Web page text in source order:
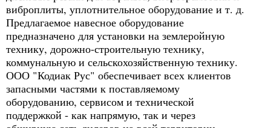
виброплиты, уплотнительное оборудование и т. д.
Предлагаемое навесное оборудование
предназначено для установки на землеройную
технику, дорожно-строительную технику,
коммунальную и сельскохозяйственную технику.
ООО "Кодиак Рус" обеспечивает всех клиентов
запасными частями к поставляемому
оборудованию, сервисом и технической
поддержкой - как напрямую, так и через